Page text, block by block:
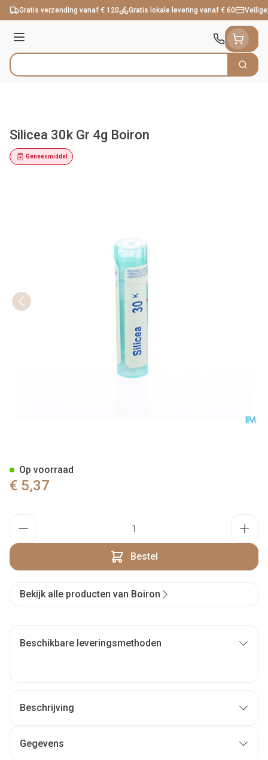
Ga naar de inhoud
Gratis verzending vanaf € 120 Gratis lokale levering vanaf € 60
Menu
Product, merk, categorie... Zoek
Silicea 30k Gr 4g Boiron
Geneesmiddel
€ 5,37
Bestel
Op voorraad
Bekijk alle producten van Boiron
Beschikbare leveringsmethoden
Beschrijving
Gegevens